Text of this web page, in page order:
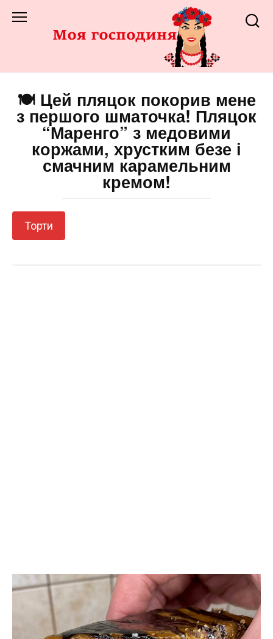
до
🍽️ Цей пляцок покорив мене
з першого шматочка! Пляцок
“Маренго” з медовими
коржами, хрустким безе і
смачним карамельним
кремом!
Торти